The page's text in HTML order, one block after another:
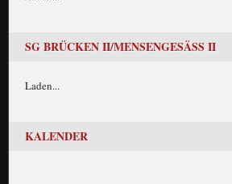
SG BRÜCKEN II/MENSENGESÄSS II
Laden...
KALENDER